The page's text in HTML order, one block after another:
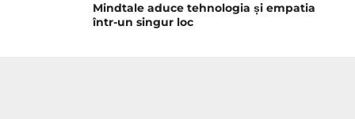
Mindtale aduce tehnologia și empatia
într-un singur loc